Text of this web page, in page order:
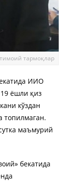
тармоқлар
ИИО
ёшли қиз
кўздан
топилмаган.
маъмурий
бекатида